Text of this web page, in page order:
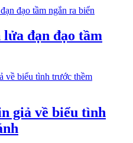
đạn đạo tầm
giả về biểu tình